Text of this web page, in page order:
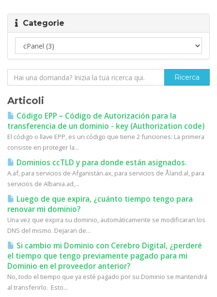
Categorie
Articoli
Código EPP – Código de Autorización para la
transferencia de un dominio - key (Authorization code)
El código o llave EPP, es un código que tiene 2 funciones: La primera
consiste en proteger la...
Dominios ccTLD y para donde están asignados.
A.af, para servicios de Afganistán.ax, para servicios de Åland.al, para
servicios de Albania.ad,...
Luego de que expira, ¿cuánto tiempo tengo para
renovar mi dominio?
Una vez que expira su dominio, automáticamente se modificaran los
DNS del mismo. Dejaran de...
Si cambio mi Dominio con Cerebro Digital, ¿perderé
el tiempo que tengo previamente pagado para mi
Dominio en el proveedor anterior?
No, todo el tiempo que ya esté pagado por su Dominio se mantendrá
al transferirlo. Esto...